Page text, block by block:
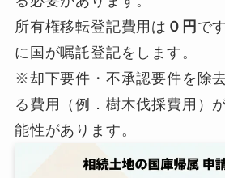
所有権移転登記費用は ０円 で
に国が嘱託登記をします。
※却下要件・不承認要件を除
る費用（例．樹木伐採費用）
能性があります。